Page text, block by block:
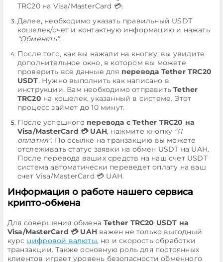
TRC20 на Visa/MasterCard 💳.
Далее, необходимо указать правильный USDT
кошелек/счет и контактную информацию и нажать
“Обменять”.
После того, как вы нажали на кнопку, вы увидите
дополнительное окно, в котором вы можете
проверить все данные для перевода Tether TRC20
USDT. Нужно выполнить как написано в
инструкции. Вам необходимо отправитьTether
TRC20 на кошелек, указанный в системе. Этот
процесс займет до 10 минут.
После успешного перевода с Tether TRC20 на
Visa/MasterCard 💳 UAH, нажмите кнопку "Я
оплатил". По ссылке на транзакцию вы можете
отслеживать статус заявки на обмен USDT на UAH.
После перевода ваших средств на наш счет USDT
система автоматически переведет оплату на ваш
счет Visa/MasterCard 💳 UAH.
Информация о работе нашего сервиса
крипто-обмена
Для совершения обменаTether TRC20 USDT на
Visa/MasterCard 💳 UAHважен не только выгодный
курс цифровой валюты, но и скорость обработки
транзакции. Также основную роль для постоянных
клиентов играет уровень безопасности обменного